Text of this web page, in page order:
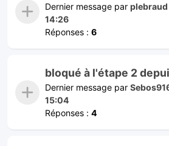
Dernier message par plebraud
14:26
Réponses : 6
bloqué à l'étape 2
Dernier message par
15:04
Réponses : 4